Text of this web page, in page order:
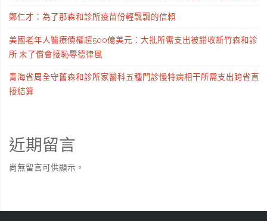
鄭仁才：為了那森和診所疫苗份輕飄飄的信賴
美國老年人醫療債權超500億美元：大批所需支出被錯收新竹森和診
所 未了償會接恥辱德律風
青海省周全守舊森和診所家醫科五種門診慢特病相干所需支出跨省直
接結算
近期留言
尚無留言可供顯示。